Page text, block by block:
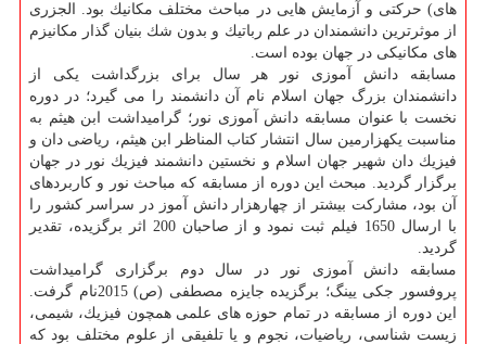
های) حركتی و آزمایش هایی در مباحث مختلف مكانیك بود. الجزری
از موثرترین دانشمندان در علم رباتیك و بدون شك بنیان گذار مكانیزم
های مكانیكی در جهان بوده است.
مسابقه دانش آموزی نور هر سال برای بزرگداشت یكی از
دانشمندان بزرگ جهان اسلام نام آن دانشمند را می گیرد؛ در دوره
نخست با عنوان مسابقه دانش آموزی نور؛ گرامیداشت ابن هیثم به
مناسبت یكهزارمین سال انتشار كتاب المناظر ابن هیثم، ریاضی دان و
فیزیك دان شهیر جهان اسلام و نخستین دانشمند فیزیك نور در جهان
برگزار گردید. مبحث این دوره از مسابقه كه مباحث نور و كاربردهای
آن بود، مشاركت بیشتر از چهارهزار دانش آموز در سراسر كشور را
با ارسال 1650 فیلم ثبت نمود و از صاحبان 200 اثر برگزیده، تقدیر
گردید.
مسابقه دانش آموزی نور در سال دوم برگزاری گرامیداشت
پروفسور جكی یینگ؛ برگزیده جایزه مصطفی (ص) 2015نام گرفت.
این دوره از مسابقه در تمام حوزه های علمی همچون فیزیك، شیمی،
زیست شناسی، ریاضیات، نجوم و یا تلفیقی از علوم مختلف بود كه